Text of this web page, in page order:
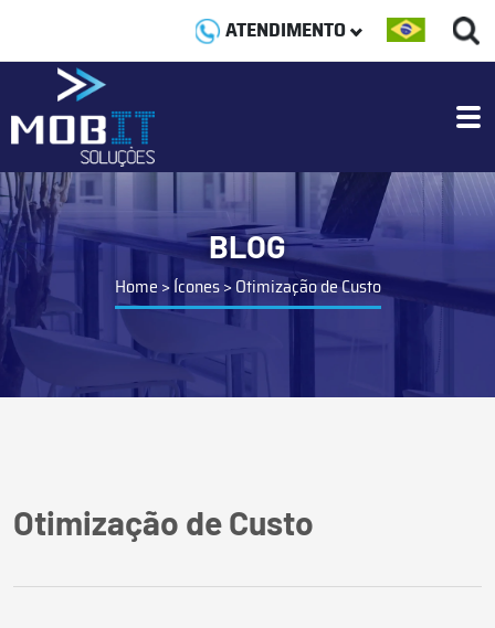
ATENDIMENTO
BLOG
Home > Ícones> Otimização de Custo
Otimização de Custo